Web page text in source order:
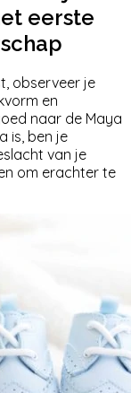
eerste
observeer je
en
naar de Maya
is, ben je
van je
om erachter te